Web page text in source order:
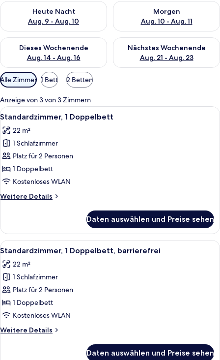
Heute Nacht
Aug. 9 - Aug. 10
Überprüfe die Verfügbarkeit für heute Nacht, Aug. 9 - Aug.
Morgen
Aug. 10 - Aug. 11
Überprüfe die Verfügbarkeit
Dieses Wochenende
Aug. 14 - Aug. 16
Überprüfe die Verfügbarkeit für dieses Wochenende, Aug. 14
Nächstes Wochenende
Aug. 21 - Aug. 23
Überprüfe die Verfügbarkeit
Verfügbare
Filter
für
Zimmer
Alle Zimmer 1 Bett 2 Betten
Anzeige von 3 von 3 Zimmern
Alle
Fotos
für
Standardzimmer,
1
Doppelbett
anzeigen
Ein Hotelzimmer mit Bett,
6
Standardzimmer, 1 Doppelbett
22 m²
1 Schlafzimmer
Platz für 2 Personen
1 Doppelbett
Kostenloses WLAN
Weitere Details
Weitere
1
Doppelbett
Daten auswählen und Preise sehen
Alle
Fotos
für
Standardzimmer,
1
Doppelbett,
barrierefrei
Ein Hotelzimmer mit einem Bett,
5
Standardzimmer, 1 Doppelbett, barrierefrei
22 m²
1 Schlafzimmer
Platz für 2 Personen
1 Doppelbett
Kostenloses WLAN
Weitere Details
Weitere
Daten auswählen und Preise sehen